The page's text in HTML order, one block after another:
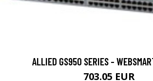
ALLIED GS950 SERIES -
703.05 EUR